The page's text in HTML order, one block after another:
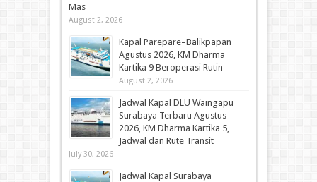
Mas
August 2, 2026
Kapal Parepare–Balikpapan
Agustus 2026, KM Dharma
Kartika 9 Beroperasi Rutin
August 2, 2026
Jadwal Kapal DLU Waingapu
Surabaya Terbaru Agustus
2026, KM Dharma Kartika 5,
Jadwal dan Rute Transit
July 30, 2026
Jadwal Kapal Surabaya